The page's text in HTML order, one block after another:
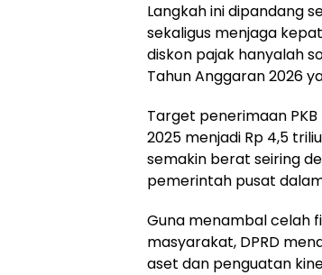
Langkah ini dipandang
sekaligus menjaga
diskon pajak hanyalah
Tahun Anggaran 2026
Target penerimaan
2025 menjadi Rp 4,5
semakin berat seiring
pemerintah pusat
Guna menambal celah
masyarakat, DPRD
aset dan penguatan